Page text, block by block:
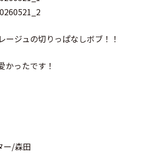
ージュの切りっぱなしボブ！！
かったです！
ー/森田